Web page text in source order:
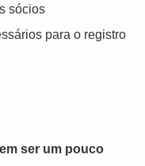
sócios
para o registro
ser um pouco